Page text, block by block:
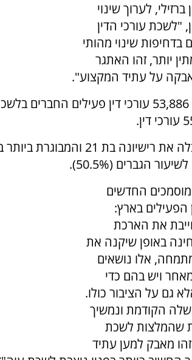
לערוך שינוי
"לשכת עורכי הדין
יש ליישם בדחיפות שינוי מהותי
יותר, זהו האתגר
על עתיד המקצוע".
1,324 עורכי הדין החדשים יצטרפו ל- 53,886 עורכי דין
החדשים
הפעילים בארץ:
את הארכת
באופן שיקנה את
אלו נושאים
ויש בהם כדי
גם על הציבור כולו.
הקודמת ונמשיך
שהמלצות לשכת
מאבק למען עתיד